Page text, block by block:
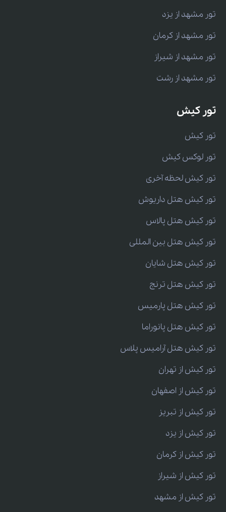
تور مشهد از یزد
تور مشهد از کرمان
تور مشهد از شیراز
تور مشهد از رشت
تور کیش
تور کیش
تور لوکس کیش
تور کیش لحظه آخری
تور کیش هتل داریوش
تور کیش هتل پالاس
تور کیش هتل بین المللی
تور کیش هتل شایان
تور کیش هتل ترنج
تور کیش هتل پارمیس
تور کیش هتل پانوراما
تور کیش هتل آرامیس پلاس
تور کیش از تهران
تور کیش از اصفهان
تور کیش از تبریز
تور کیش از یزد
تور کیش از کرمان
تور کیش از شیراز
تور کیش از مشهد